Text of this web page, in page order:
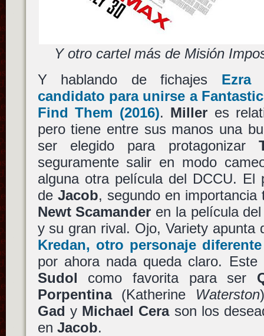
Y otro cartel más de Misión
Y hablando de fichajes Ezra
candidato para unirse a
Find Them (2016). Miller es
pero tiene entre sus manos una
ser elegido para protagonizar
seguramente salir en modo
alguna otra película del DCCU.
de Jacob, segundo en
Newt Scamander en la película
y su gran rival. Ojo, Variety apunta
Kredan, otro personaje
por ahora nada queda claro.
Sudol como favorita para ser
Porpentina(Katherine Waterston
Gad y Michael Cerason los
en Jacob.